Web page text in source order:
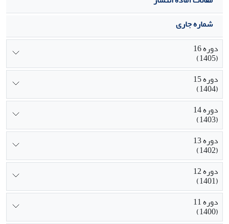
یکپارچه می‌کند و علاوه بر غنای نظری، راهنمای عملیاتی
سرمایه ایران فراهم می‌سازد.
شماره جاری
دوره 16
(1405)
دوره 15
(1404)
دوره 14
(1403)
دوره 13
(1402)
دوره 12
(1401)
دوره 11
(1400)